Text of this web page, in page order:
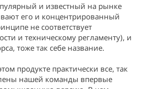
и известный на рынке
его и концентрированный
не соответствует
и техническому регламенту), и
тоже так себе название.
продукте практически все, так
нашей команды впервые